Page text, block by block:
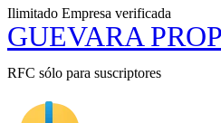
Ilimitado Empresa verificada
GUEVARA
RFC sólo para suscriptores